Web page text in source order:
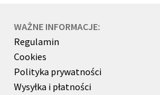
WAŻNE INFORMACJE:
Regulamin
Cookies
Polityka prywatności
Wysyłka i płatności